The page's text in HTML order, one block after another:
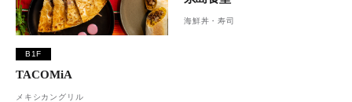
B1F
TACOMiA
メキシカングリル
海鮮丼・寿司